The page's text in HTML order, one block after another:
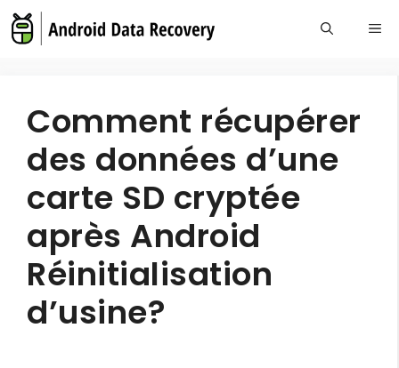
Skip
to
Comment récupérer
des données d’une
carte SD cryptée
après Android
Réinitialisation
d’usine?